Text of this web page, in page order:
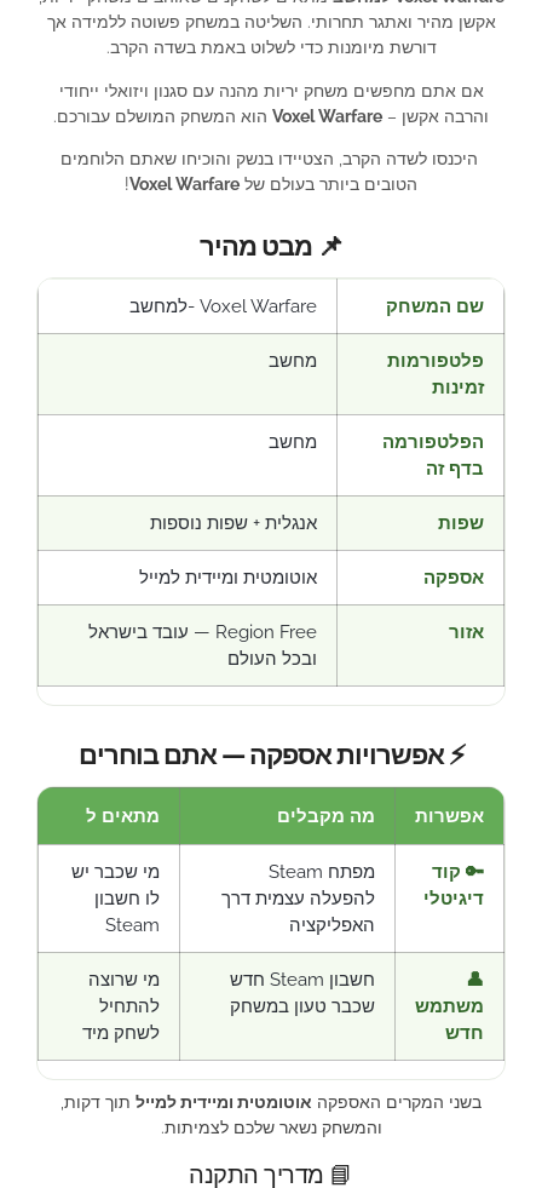
אקשן מהיר ואתגר תחרותי. השליטה במשחק פשוטה ללמידה אך
דורשת מיומנות כדי לשלוט באמת בשדה הקרב.
אם אתם מחפשים משחק יריות מהנה עם סגנון ויזואלי ייחודי
והרבה אקשן – Voxel Warfare הוא המשחק המושלם עבורכם.
היכנסו לשדה הקרב, הצטיידו בנשק והוכיחו שאתם הלוחמים
הטובים ביותר בעולם של Voxel Warfare
!
📌 מבט מהיר
שם המשחק Voxel Warfare -למחשב
פלטפורמות
זמינות
מחשב
הפלטפורמה
בדף זה
מחשב
שפות אנגלית + שפות נוספות
אספקה אוטומטית ומיידית למייל
אזור
Region Free — עובד בישראל
ובכל העולם
⚡ אפשרויות אספקה — אתם בוחרים
אפשרות מה מקבלים מתאים ל
🔑 קוד
דיגיטלי
מפתח Steam
להפעלה עצמית דרך
האפליקציה
מי שכבר יש
לו חשבון
Steam
👤
משתמש
חדש
חשבון Steam חדש
שכבר טעון במשחק
מי שרוצה
להתחיל
לשחק מיד
בשני המקרים האספקה אוטומטית ומיידית למייל תוך דקות,
והמשחק נשאר שלכם לצמיתות.
📘 מדריך התקנה